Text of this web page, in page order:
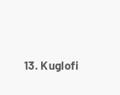
13. Kuglofi